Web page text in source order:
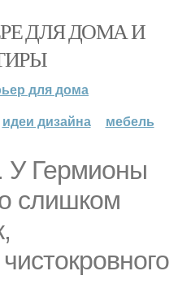
ДЛЯ ДОМА И
для дома
идеи дизайна мебель
У Гермионы
слишком